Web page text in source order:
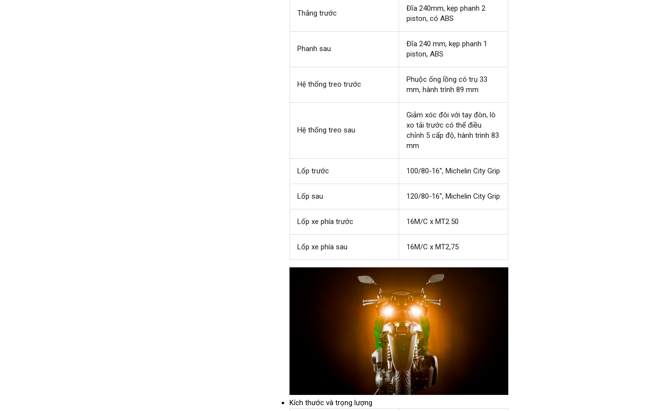
Thắng trước
Đĩa 240mm, kẹp phanh 2
piston, có ABS
Phanh sau
Đĩa 240 mm, kẹp phanh 1
piston, ABS
Hệ thống treo trước
Phuộc ống lồng có trụ 33
mm, hành trình 89 mm
Hệ thống treo sau
Giảm xóc đôi với tay đòn, lò
xo tải trước có thể điều
chỉnh 5 cấp độ, hành trình 83
mm
Lốp trước 100/80-16'', Michelin City Grip
Lốp sau 120/80-16'', Michelin City Grip
Lốp xe phía trước 16M/C x MT2.50
Lốp xe phía sau 16M/C x MT2,75
Kích thước và trọng lượng